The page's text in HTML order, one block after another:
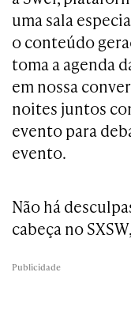
uma sala
o conteúdo
toma a agenda
em nossa
noites juntos
evento para
evento.
Não há
cabeça no
Publicidade